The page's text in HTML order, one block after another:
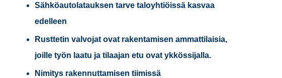
Sähköautolatauksen tarve taloyhtiöissä kasvaa
edelleen
Rusttetin valvojat ovat rakentamisen ammattilaisia,
joille työn laatu ja tilaajan etu ovat ykkössijalla.
Nimitys rakennuttamisen tiimissä